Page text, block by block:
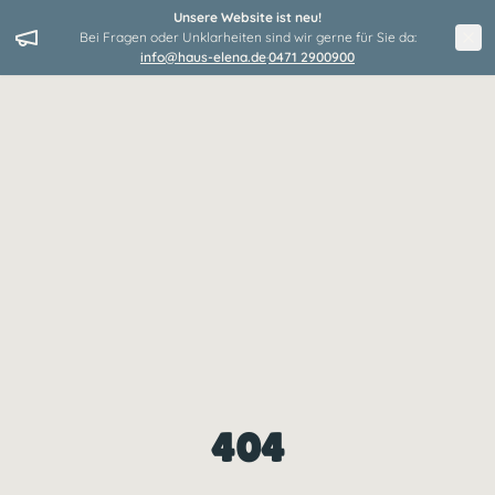
Unsere Website ist neu!
Bei Fragen oder Unklarheiten sind wir gerne für Sie da:
info@haus-elena.de·0471 2900900
404